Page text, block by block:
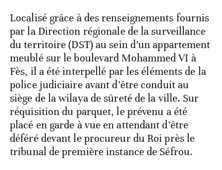
Localisé grâce à des renseignements fournis
par la Direction régionale de la surveillance
du territoire (DST) au sein d’un appartement
meublé sur le boulevard Mohammed VI à
Fès, il a été interpellé par les éléments de la
police judiciaire avant d’être conduit au
siège de la wilaya de sûreté de la ville. Sur
réquisition du parquet, le prévenu a été
placé en garde à vue en attendant d’être
déféré devant le procureur du Roi près le
tribunal de première instance de Séfrou.